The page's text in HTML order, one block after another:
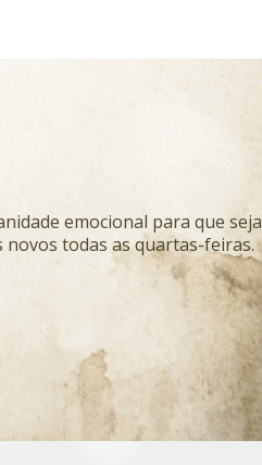
emocional para que seja
novos todas as quartas-feiras.